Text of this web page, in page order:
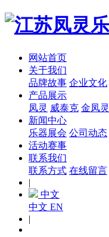
网站首页
关于我们
品牌故事 企业文化
产品展示
凤灵 威泰克 金凤灵
新闻中心
乐器展会 公司动态
活动赛事
联系我们
联系方式 在线留言
|
中文
中文 EN
|